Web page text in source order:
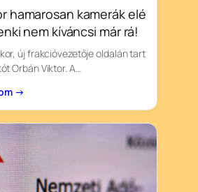
hamarosan kamerák elé
nem kíváncsi már rá!
új frakcióvezetője oldalán tart
Orbán Viktor. A…
→